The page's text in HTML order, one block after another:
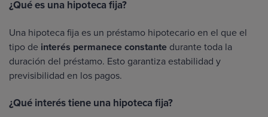
¿Qué es una hipoteca fija?
Una hipoteca fija es un préstamo hipotecario en el que el
tipo de interés permanece constante durante toda la
duración del préstamo. Esto garantiza estabilidad y
previsibilidad en los pagos.
¿Qué interés tiene una hipoteca fija?